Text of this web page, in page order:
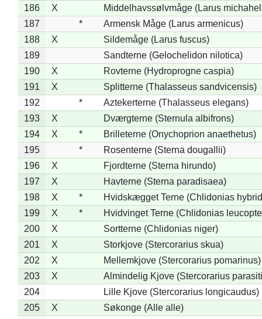
186
X
Middelhavssølvmåge (Larus
187
*
Armensk Måge (Larus armenicus)
188
X
Sildemåge (Larus fuscus)
189
Sandterne (Gelochelidon nilotica)
190
X
Rovterne (Hydroprogne caspia)
191
X
Splitterne (Thalasseus sandvicensis)
192
*
Aztekerterne (Thalasseus elegans)
193
X
Dværgterne (Sternula albifrons)
194
X *
Brilleterne (Onychoprion anaethetus)
195
*
Rosenterne (Sterna dougallii)
196
X
Fjordterne (Sterna hirundo)
197
X
Havterne (Sterna paradisaea)
198
X *
Hvidskægget Terne (Chlidonias
199
X *
Hvidvinget Terne (Chlidonias
200
X
Sortterne (Chlidonias niger)
201
X
Storkjove (Stercorarius skua)
202
X
Mellemkjove (Stercorarius pomarinus)
203
X
Almindelig Kjove (Stercorarius
204
Lille Kjove (Stercorarius longicaudus)
205
X
Søkonge (Alle alle)